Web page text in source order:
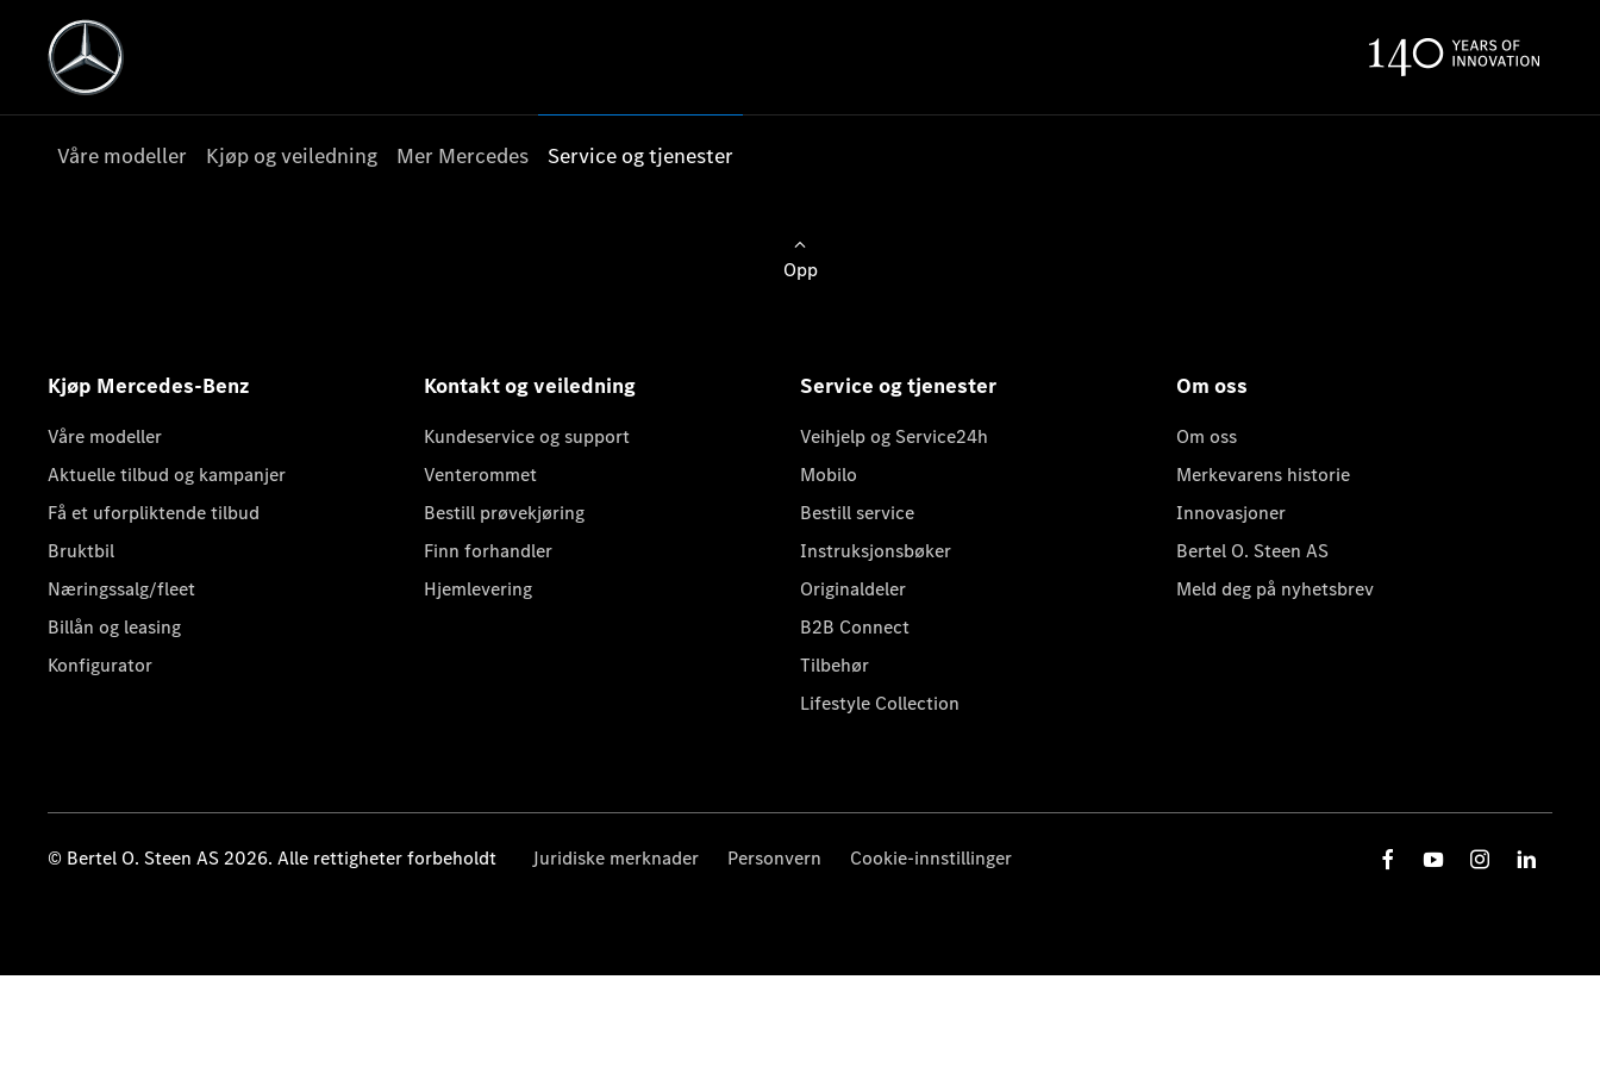
Våre modeller Kjøp og veiledning Mer Mercedes Service og tjenester
Opp
Kjøp Mercedes-Benz
Våre modeller
Aktuelle tilbud og kampanjer
Få et uforpliktende tilbud
Bruktbil
Næringssalg/fleet
Billån og leasing
Konfigurator
Kontakt og veiledning
Kundeservice og support
Venterommet
Bestill prøvekjøring
Finn forhandler
Hjemlevering
Service og tjenester
Veihjelp og Service24h
Mobilo
Bestill service
Instruksjonsbøker
Originaldeler
B2B Connect
Tilbehør
Lifestyle Collection
Om oss
Om oss
Merkevarens historie
Innovasjoner
Bertel O. Steen AS
Meld deg på nyhetsbrev
© Bertel O. Steen AS 2026. Alle rettigheter forbeholdt Juridiske merknader Personvern Cookie-innstillinger